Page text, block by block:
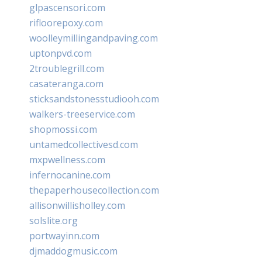
glpascensori.com
rifloorepoxy.com
woolleymillingandpaving.com
uptonpvd.com
2troublegrill.com
casateranga.com
sticksandstonesstudiooh.com
walkers-treeservice.com
shopmossi.com
untamedcollectivesd.com
mxpwellness.com
infernocanine.com
thepaperhousecollection.com
allisonwillisholley.com
solslite.org
portwayinn.com
djmaddogmusic.com